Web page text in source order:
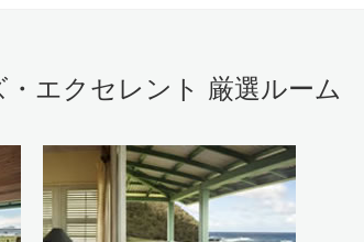
エクセレント 厳選ルーム